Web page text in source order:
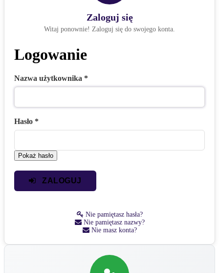
Zaloguj się
Witaj ponownie! Zaloguj się do swojego konta.
Logowanie
Nazwa użytkownika *
Hasło *
Pokaż hasło
ZALOGUJ
Nie pamiętasz hasła?
Nie pamiętasz nazwy?
Nie masz konta?